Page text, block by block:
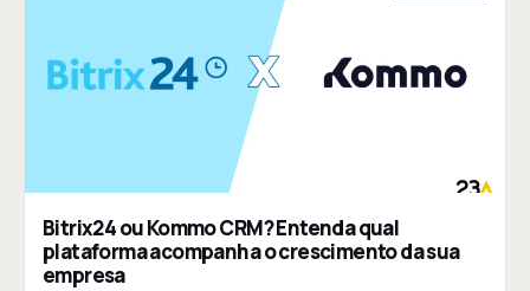
Bitrix24 ou Kommo CRM? Entenda qual
plataforma acompanha o crescimento da sua
empresa